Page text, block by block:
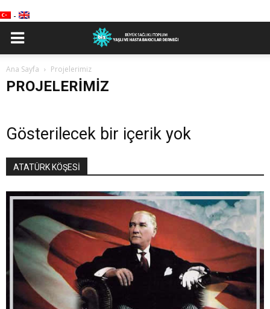
-
Ana Sayfa Projelerimiz
PROJELERIMIZ
Gösterilecek bir içerik yok
ATATÜRK KÖŞESİ